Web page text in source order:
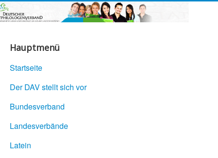
Hauptmenü
Startseite
Der DAV stellt sich vor
Bundesverband
Landesverbände
Latein